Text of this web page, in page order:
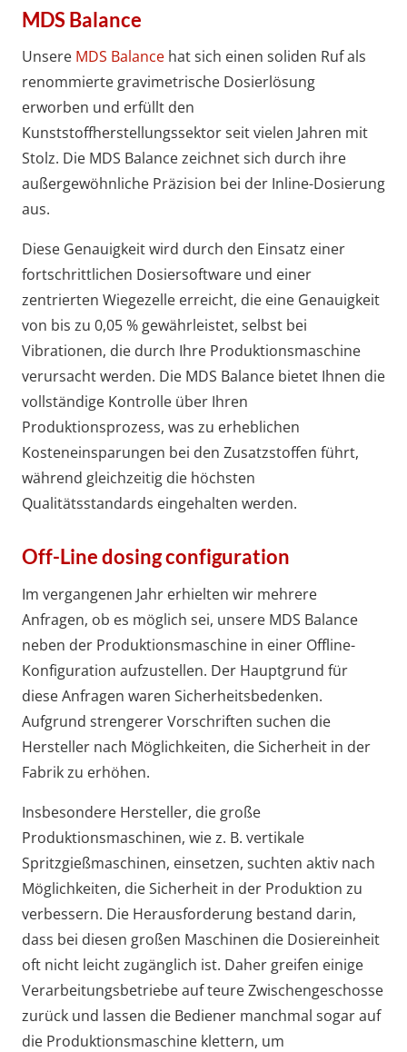
MDS Balance
Unsere MDS Balance hat sich einen soliden Ruf als
renommierte gravimetrische Dosierlösung
erworben und erfüllt den
Kunststoffherstellungssektor seit vielen Jahren mit
Stolz. Die MDS Balance zeichnet sich durch ihre
außergewöhnliche Präzision bei der Inline-Dosierung
aus.
Diese Genauigkeit wird durch den Einsatz einer
fortschrittlichen Dosiersoftware und einer
zentrierten Wiegezelle erreicht, die eine Genauigkeit
von bis zu 0,05 % gewährleistet, selbst bei
Vibrationen, die durch Ihre Produktionsmaschine
verursacht werden. Die MDS Balance bietet Ihnen die
vollständige Kontrolle über Ihren
Produktionsprozess, was zu erheblichen
Kosteneinsparungen bei den Zusatzstoffen führt,
während gleichzeitig die höchsten
Qualitätsstandards eingehalten werden.
Off-Line dosing configuration
Im vergangenen Jahr erhielten wir mehrere
Anfragen, ob es möglich sei, unsere MDS Balance
neben der Produktionsmaschine in einer Offline-
Konfiguration aufzustellen. Der Hauptgrund für
diese Anfragen waren Sicherheitsbedenken.
Aufgrund strengerer Vorschriften suchen die
Hersteller nach Möglichkeiten, die Sicherheit in der
Fabrik zu erhöhen.
Insbesondere Hersteller, die große
Produktionsmaschinen, wie z. B. vertikale
Spritzgießmaschinen, einsetzen, suchten aktiv nach
Möglichkeiten, die Sicherheit in der Produktion zu
verbessern. Die Herausforderung bestand darin,
dass bei diesen großen Maschinen die Dosiereinheit
oft nicht leicht zugänglich ist. Daher greifen einige
Verarbeitungsbetriebe auf teure Zwischengeschosse
zurück und lassen die Bediener manchmal sogar auf
die Produktionsmaschine klettern, um